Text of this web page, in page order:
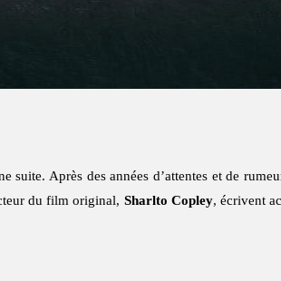
suite. Après des années d’attentes et de
du film original, Sharlto Copley, écrivent